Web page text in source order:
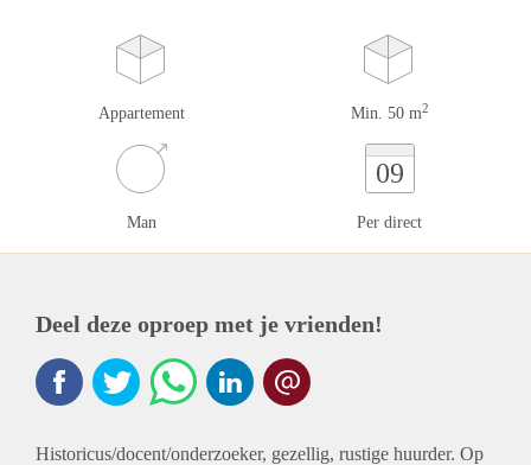
Appartement Min. 50 m2
Man
09
Per direct
Deel deze oproep met je vrienden!
Historicus/docent/onderzoeker, gezellig, rustige huurder. Op